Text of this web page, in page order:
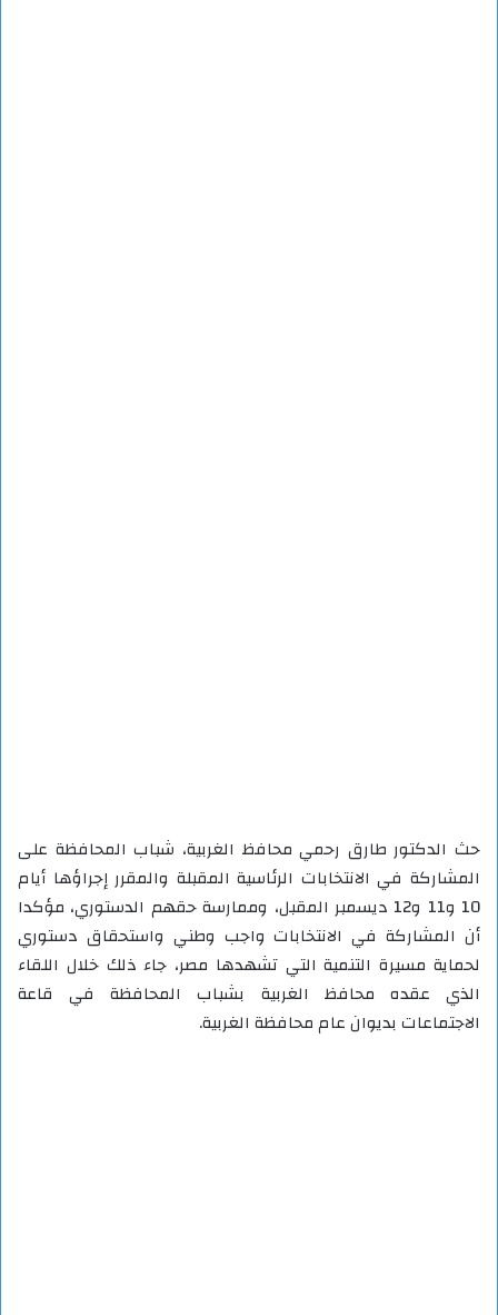
حث الدكتور طارق رحمي محافظ الغربية، شباب المحافظة على
المشاركة في الانتخابات الرئاسية المقبلة والمقرر إجراؤها أيام
10 و11 و12 ديسمبر المقبل، وممارسة حقهم الدستوري، مؤكدا
أن المشاركة في الانتخابات واجب وطني واستحقاق دستوري
لحماية مسيرة التنمية التي تشهدها مصر، جاء ذلك خلال اللقاء
الذي عقده محافظ الغربية بشباب المحافظة في قاعة
الاجتماعات بديوان عام محافظة الغربية.